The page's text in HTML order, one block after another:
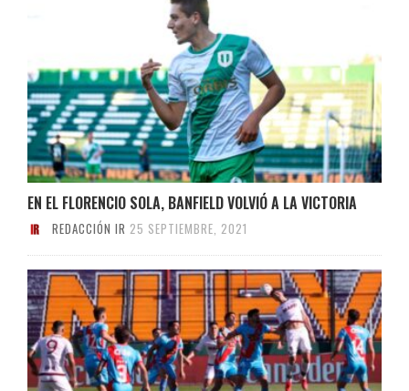
EN EL FLORENCIO SOLA, BANFIELD VOLVIÓ A LA VICTORIA
REDACCIÓN IR 25 SEPTIEMBRE, 2021